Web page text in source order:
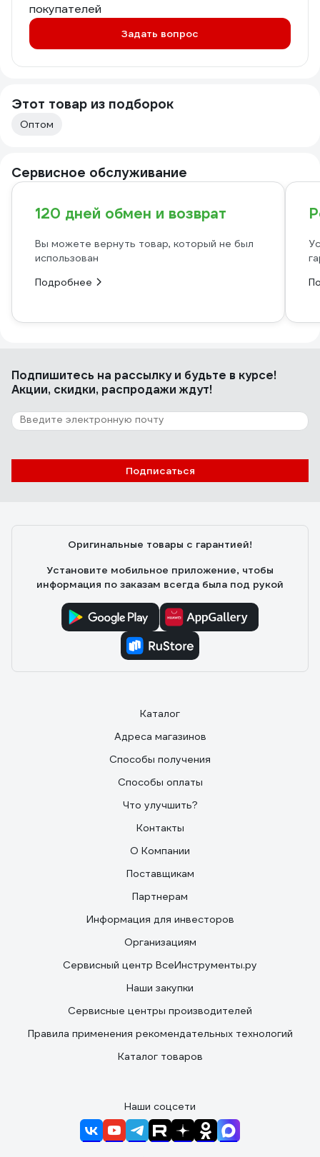
покупателей
Задать вопрос
Этот товар из подборок
Оптом
Сервисное обслуживание
120 дней обмен и возврат
Вы можете вернуть товар, который не был
использован
Подробнее
Подпишитесь на рассылкуи будьте в курсе!
Акции, скидки, распродажи ждут!
Подписаться
Оригинальные товары с гарантией!
Установите мобильное приложение, чтобы
информация по заказам всегда была под рукой
Каталог
Адреса магазинов
Способы получения
Способы оплаты
Что улучшить?
Контакты
О Компании
Поставщикам
Партнерам
Информация для инвесторов
Организациям
Сервисный центр ВсеИнструменты.ру
Наши закупки
Сервисные центры производителей
Правила применения рекомендательных технологий
Каталог товаров
Наши соцсети